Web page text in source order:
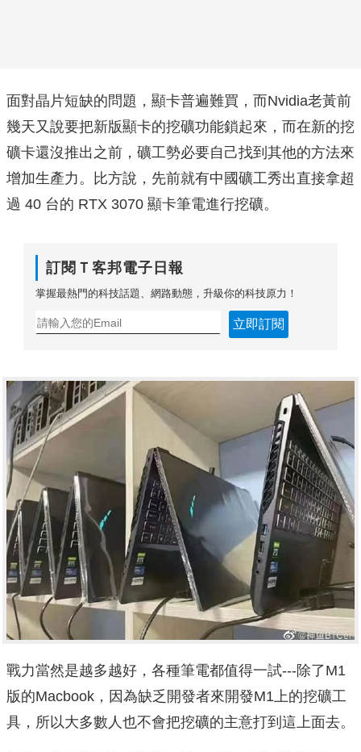
面對晶片短缺的問題，顯卡普遍難買，而Nvidia老黃前
幾天又說要把新版顯卡的挖礦功能鎖起來，而在新的挖
礦卡還沒推出之前，礦工勢必要自己找到其他的方法來
增加生產力。比方說，先前就有中國礦工秀出直接拿超
過 40 台的 RTX 3070 顯卡筆電進行挖礦。
訂閱Ｔ客邦電子日報
掌握最熱門的科技話題、網路動態，升級你的科技原力！
立即訂閱
戰力當然是越多越好，各種筆電都值得一試---除了M1
版的Macbook，因為缺乏開發者來開發M1上的挖礦工
具，所以大多數人也不會把挖礦的主意打到這上面去。